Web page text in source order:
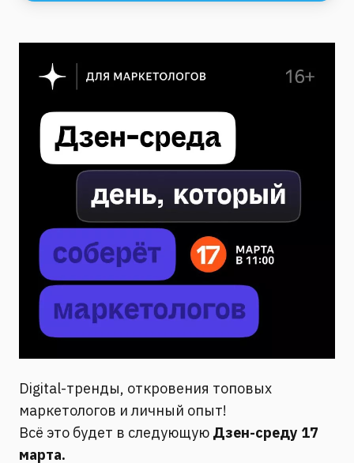
Digital-тренды, откровения топовых
маркетологов и личный опыт!
Всё это будет в следующую Дзен-среду 17
марта.